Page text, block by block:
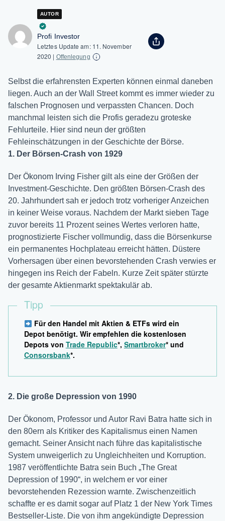
AUTOR
Profi Investor
Letztes Update am: 11. November
2020 | Offenlegung
Selbst die erfahrensten Experten können einmal daneben
liegen. Auch an der Wall Street kommt es immer wieder zu
falschen Prognosen und verpassten Chancen. Doch
manchmal leisten sich die Profis geradezu groteske
Fehlurteile. Hier sind neun der größten
Fehleinschätzungen in der Geschichte der Börse.
1. Der Börsen-Crash von 1929
Der Ökonom Irving Fisher gilt als eine der Größen der
Investment-Geschichte. Den größten Börsen-Crash des
20. Jahrhundert sah er jedoch trotz vorheriger Anzeichen
in keiner Weise voraus. Nachdem der Markt sieben Tage
zuvor bereits 11 Prozent seines Wertes verloren hatte,
prognostizierte Fischer vollmundig, dass die Börsenkurse
ein permanentes Hochplateau erreicht hätten. Düstere
Vorhersagen über einen bevorstehenden Crash verwies er
hingegen ins Reich der Fabeln. Kurze Zeit später stürzte
der gesamte Aktienmarkt spektakulär ab.
Tipp
Für den Handel mit Aktien & ETFs wird ein
Depot benötigt. Wir empfehlen die kostenlosen
Depots von Trade Republic*, Smartbroker* und
Consorsbank*.
2. Die große Depression von 1990
Der Ökonom, Professor und Autor Ravi Batra hatte sich in
den 80ern als Kritiker des Kapitalismus einen Namen
gemacht. Seiner Ansicht nach führe das kapitalistische
System unweigerlich zu Ungleichheiten und Korruption.
1987 veröffentlichte Batra sein Buch „The Great
Depression of 1990“, in welchem er vor einer
bevorstehenden Rezession warnte. Zwischenzeitlich
schaffte er es damit sogar auf Platz 1 der New York Times
Bestseller-Liste. Die von ihm angekündigte Depression